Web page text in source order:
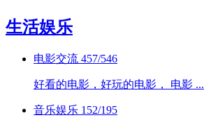
生活娱乐
电影交流 457/546
好看的电影，好玩的电影， 电影 ...
音乐娱乐 152/195